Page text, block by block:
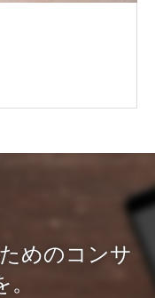
めのコンサ